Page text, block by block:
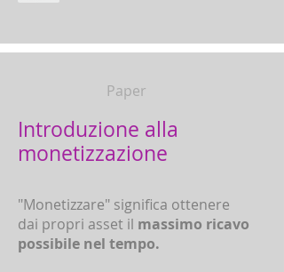
Introduzione alla
monetizzazione
"Monetizzare" significa ottenere
dai propri asset il massimo ricavo
possibile nel tempo.
Paper